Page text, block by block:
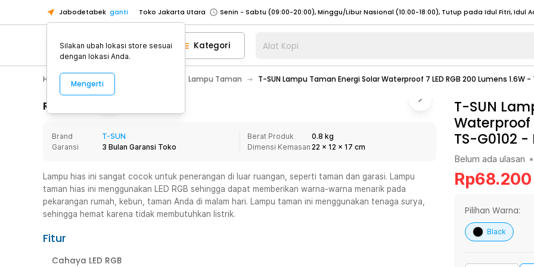
Jabodetabek ganti Toko Jakarta Utara
Toko Tangerang
Toko Cikupa
Pick n Go Jakarta Barat
Senin - Jumat (07:00 - 20:00), Sabtu - Minggu (08:00 - 20:00), Tutup pada Idul Fitri
Pick n Go Bekasi
Senin - Jumat (08:00 - 20:00), Sabtu - Minggu/ Libur Nasional (08:00 - 17:00) Selengkapnya
Senin - Jumat (08:00 - 20:00), Sabtu - Minggu/ Libur Nasional (08:00 - 17:00)
Selengkapnya
Senin - Sabtu (09:00-20:00), Minggu/Libur Nasional (12:00-20:00), Tutup pada Idul Fitri
Senin - Sabtu (09:00-20:00), Minggu/Libur Nasional (12:00-20:00), Tutup pada Idul Fitri
Toko Tangerang
Toko Cikupa
Pick n Go Jakarta Barat
Senin - Jumat (07:00 - 20:00), Sabtu - Minggu (08:00 - 20:00), Tutup pada Idul Fitri
Senin - Jumat (08:00 - 20:00), Sabtu - Minggu/ Libur Nasional (08:00 - 17:00) Selengkapnya
Kategori Alat Kopi
Home Appliance Lampu Taman T-SUN Lampu Taman Energi Solar Waterproof 7 LED RGB 200 Lumens 1.6W -
Rincian Produk
Brand
T-SUN
Garansi
3 Bulan Garansi Toko
Berat Produk
0.8 kg
Dimensi Kemasan 22 x 12 x 17 cm
Lampu hias ini sangat cocok untuk penerangan di luar ruangan, seperti taman dan garasi. Lampu
taman hias ini menggunakan LED RGB sehingga dapat memberikan warna-warna menarik pada
pekarangan rumah, kebun, taman Anda di malam hari. Lampu taman ini menggunakan tenaga surya,
sehingga hemat karena tidak membutuhkan listrik.
Fitur
Cahaya LED RGB
T-SUN
Waterproof
TS-G0102 -
Belum ada ulasan •
Rp68.200
Pilihan Warna:
Black
Silakan ubah lokasi store sesuai
dengan lokasi Anda.
Mengerti